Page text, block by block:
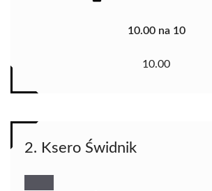
10.00 na 10
10.00
2. Ksero Świdnik